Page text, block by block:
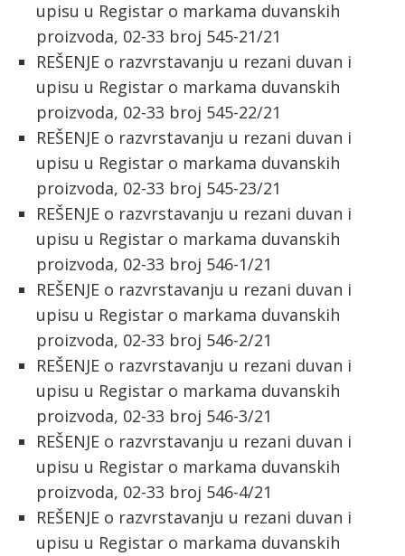
upisu u Registar o markama duvanskih
proizvoda, 02-33 broj 545-21/21
REŠENJE o razvrstavanju u rezani duvan i
upisu u Registar o markama duvanskih
proizvoda, 02-33 broj 545-22/21
REŠENJE o razvrstavanju u rezani duvan i
upisu u Registar o markama duvanskih
proizvoda, 02-33 broj 545-23/21
REŠENJE o razvrstavanju u rezani duvan i
upisu u Registar o markama duvanskih
proizvoda, 02-33 broj 546-1/21
REŠENJE o razvrstavanju u rezani duvan i
upisu u Registar o markama duvanskih
proizvoda, 02-33 broj 546-2/21
REŠENJE o razvrstavanju u rezani duvan i
upisu u Registar o markama duvanskih
proizvoda, 02-33 broj 546-3/21
REŠENJE o razvrstavanju u rezani duvan i
upisu u Registar o markama duvanskih
proizvoda, 02-33 broj 546-4/21
REŠENJE o razvrstavanju u rezani duvan i
upisu u Registar o markama duvanskih